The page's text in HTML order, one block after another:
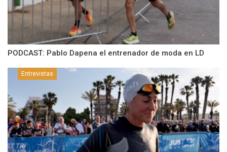
PODCAST: Pablo Dapena el entrenador de moda en LD
Entrevistas